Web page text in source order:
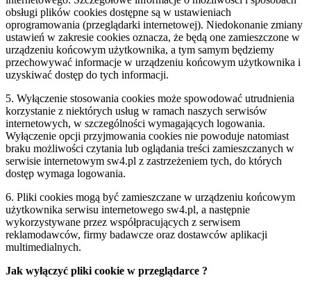
obsługi plików cookies dostępne są w ustawieniach
oprogramowania (przeglądarki internetowej). Niedokonanie zmiany
ustawień w zakresie cookies oznacza, że będą one zamieszczone w
urządzeniu końcowym użytkownika, a tym samym będziemy
przechowywać informacje w urządzeniu końcowym użytkownika i
uzyskiwać dostęp do tych informacji.
5. Wyłączenie stosowania cookies może spowodować utrudnienia
korzystanie z niektórych usług w ramach naszych serwisów
internetowych, w szczególności wymagających logowania.
Wyłączenie opcji przyjmowania cookies nie powoduje natomiast
braku możliwości czytania lub oglądania treści zamieszczanych w
serwisie internetowym sw4.pl z zastrzeżeniem tych, do których
dostęp wymaga logowania.
6. Pliki cookies mogą być zamieszczane w urządzeniu końcowym
użytkownika serwisu internetowego sw4.pl, a następnie
wykorzystywane przez współpracujących z serwisem
reklamodawców, firmy badawcze oraz dostawców aplikacji
multimedialnych.
Jak wyłączyć pliki cookie w przeglądarce ?